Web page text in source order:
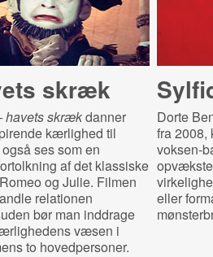
skræk
havets skrækdanner
kærlighed til
ses som en
af det klassiske
og Julie. Filmen
relationen
bør man inddrage
væsen i
to hovedpersoner.
Dorte
fra 2008,
eller